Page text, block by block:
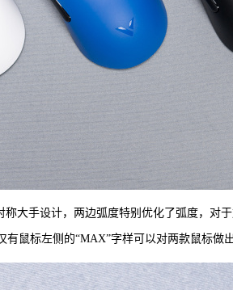
大手设计，两边弧度特别优化了弧度，对
鼠标左侧的“MAX”字样可以对两款鼠标做出